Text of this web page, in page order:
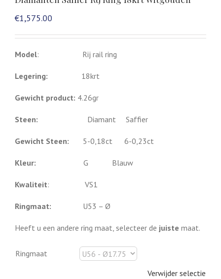
€1,575.00
Model: Rij rail ring
Legering: 18krt
Gewicht product: 4.26gr
Steen: Diamant Saffier
Gewicht Steen: 5-0,18ct 6-0,23ct
Kleur: G Blauw
Kwaliteit: VS1
Ringmaat: U53 – Ø
Heeft u een andere ring maat, selecteer de juiste maat.
Ringmaat
Verwijder selectie